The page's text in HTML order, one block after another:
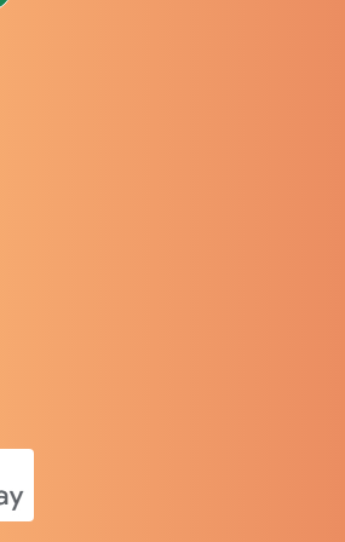
KHAIRUN
MANADO
MEDAN
PADANG
NUSA CENDANA